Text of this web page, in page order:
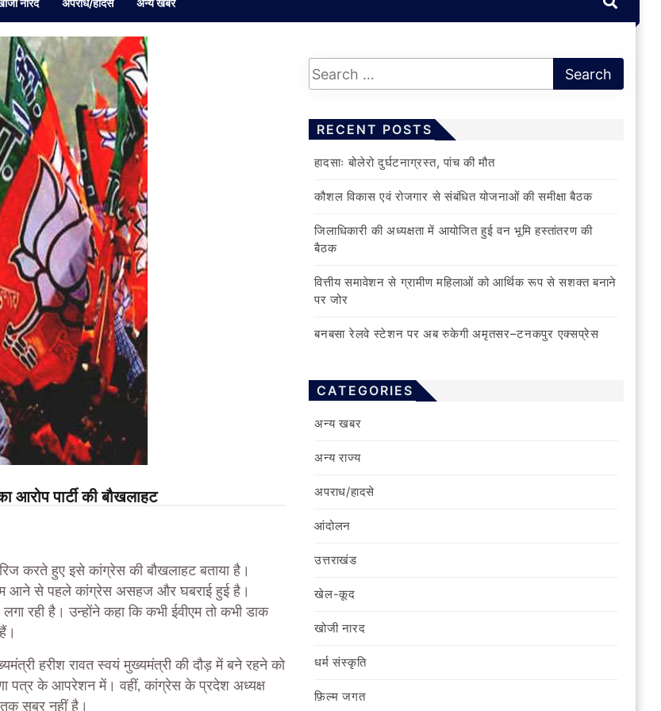
नारद अपराध/हादसे अन्य खबर
आरोप पार्टी की बौखलाहट
करते हुए इसे कांग्रेस की बौखलाहट बताया है।
आने से पहले कांग्रेस असहज और घबराई हुई है।
रही है। उन्होंने कहा कि कभी ईवीएम तो कभी डाक
हरीश रावत स्वयं मुख्यमंत्री की दौड़ में बने रहने को
पत्र के आपरेशन में। वहीं, कांग्रेस के प्रदेश अध्यक्ष
सब्र नहीं है।
RECENT POSTS
हादसाः बोलेरो दुर्घटनाग्रस्त, पांच की मौत
कौशल विकास एवं रोजगार से संबंधित योजनाओं की समीक्षा बैठक
जिलाधिकारी की अध्यक्षता में आयोजित हुई वन भूमि हस्तांतरण की
बैठक
वित्तीय समावेशन से ग्रामीण महिलाओं को आर्थिक रूप से सशक्त बनाने
पर जोर
बनबसा रेलवे स्टेशन पर अब रुकेगी अमृतसर–टनकपुर एक्सप्रेस
CATEGORIES
अन्य खबर
अन्य राज्य
अपराध/हादसे
आंदोलन
उत्तराखंड
खेल-कूद
खोजी नारद
धर्म संस्कृति
फ़िल्‍म जगत